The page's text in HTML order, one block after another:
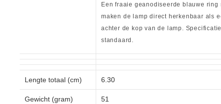
Een fraaie geanodiseerde blauwe
maken de lamp direct herkenbaar als
achter de kop van de lamp.
standaard.
Lengte totaal (cm) 6.30
Gewicht (gram) 51